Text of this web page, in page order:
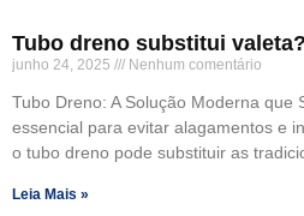
Tubo dreno substitui
junho 24, 2025 Nenhum comentário
Tubo Dreno: A Solução Moderna que
essencial para evitar alagamentos e
o tubo dreno pode substituir as
Leia Mais »